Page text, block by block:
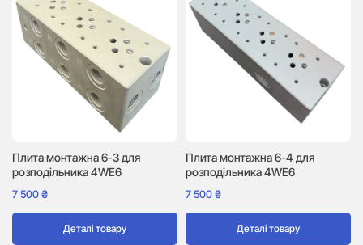
Плита монтажна 6-3 для
розподільника 4WE6
7 500₴
Деталі товару
Плита монтажна 6-4 для
розподільника 4WE6
7 500₴
Деталі товару